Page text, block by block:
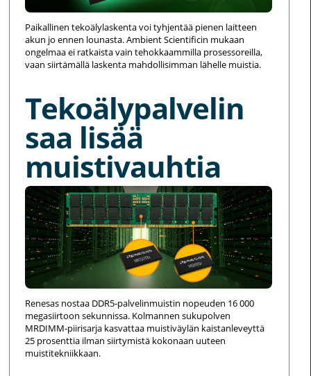
Paikallinen tekoälylaskenta voi tyhjentää pienen laitteen
akun jo ennen lounasta. Ambient Scientificin mukaan
ongelmaa ei ratkaista vain tehokkaammilla prosessoreilla,
vaan siirtämällä laskenta mahdollisimman lähelle muistia.
Tekoälypalvelin
saa lisää
muistivauhtia
Renesas nostaa DDR5-palvelinmuistin nopeuden 16 000
megasiirtoon sekunnissa. Kolmannen sukupolven
MRDIMM-piirisarja kasvattaa muistiväylän kaistanleveyttä
25 prosenttia ilman siirtymistä kokonaan uuteen
muistitekniikkaan.